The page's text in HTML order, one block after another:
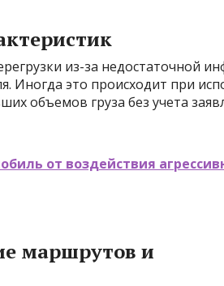
из-за недостаточной
Иногда это происходит при
объемов груза без учета
от воздействия
маршрутов и